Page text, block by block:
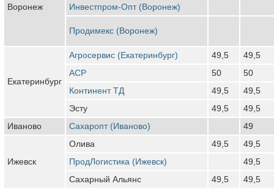
Воронеж Инвестпром-Опт (Воронеж)
Продимекс (Воронеж)
Екатеринбург
Агросервис (Екатеринбург) 49,5
49,5
АСР
50
50
Континент ТД
49,5
49,5
Эсту
49,5
49,5
Иваново
Сахаропт (Иваново) 49
Ижевск
Олива 49,5
49,5
ПродЛогистика (Ижевск)
49,5
Сахарный Альянс
49,5 49,5